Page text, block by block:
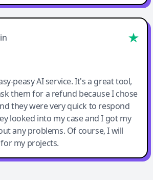
peasy AI service. It's a great tool,
them for a refund because I chose
they were very quick to respond
looked into my case and I got my
any problems. Of course, I will
my projects.